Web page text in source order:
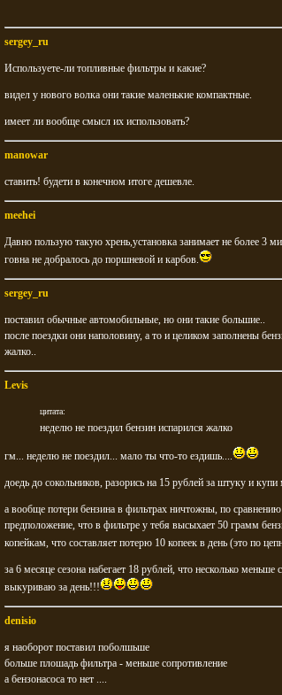
sergey_ru
Используете-ли топливные фильтры и какие?
видел у нового волка они такие маленькие компактные.
имеет ли вообще смысл их использовать?
manowar
ставить! будети в конечном итоге дешевле.
meehei
Давно пользую такую хрень,установка занимает не более 3
говна не добралось до поршневой и карбов.
sergey_ru
поставил обычные автомобильные, но они такие большие..
после поездки они наполовину, а то и целиком заполнены
жалко..
Levis
цитата:
неделю не поездил бензин испарился жалко
гм... неделю не поездил... мало ты что-то ездишь....
доедь до сокольников, разорись на 15 рублей за штуку и
а вообще потери бензина в фильтрах ничтожны, по
предположение, что в фильтре у тебя высыхает 50 грамм
копейкам, что составляет потерю 10 копеек в день (это по
за 6 месяце сезона набегает 18 рублей, что несколько
выкуриваю за день!!!
denisio
я наоборот поставил поболшьше
больше плошадь фильтра - меньше сопротивление
а бензонасоса то нет ....